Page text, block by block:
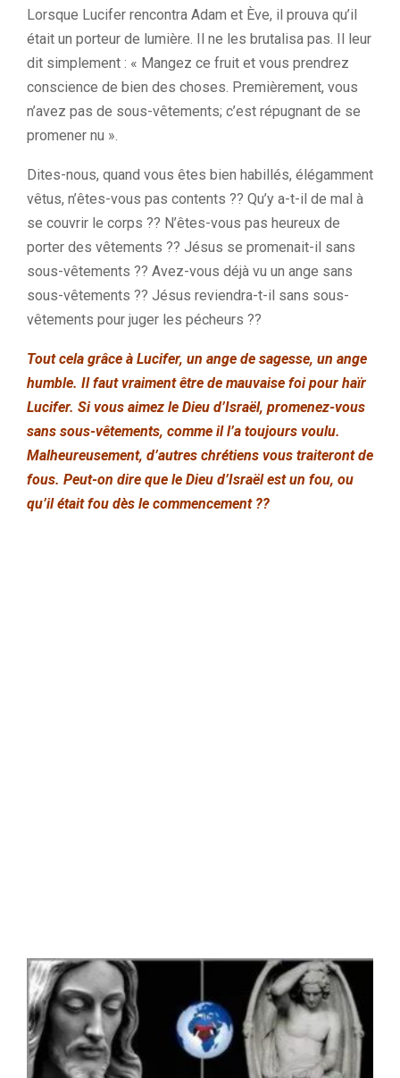
Lorsque Lucifer rencontra Adam et Ève, il prouva qu’il
était un porteur de lumière. Il ne les brutalisa pas. Il leur
dit simplement : « Mangez ce fruit et vous prendrez
conscience de bien des choses. Premièrement, vous
n’avez pas de sous-vêtements; c’est répugnant de se
promener nu ».
Dites-nous, quand vous êtes bien habillés, élégamment
vêtus, n’êtes-vous pas contents ?? Qu’y a-t-il de mal à
se couvrir le corps ?? N’êtes-vous pas heureux de
porter des vêtements ?? Jésus se promenait-il sans
sous-vêtements ?? Avez-vous déjà vu un ange sans
sous-vêtements ?? Jésus reviendra-t-il sans sous-
vêtements pour juger les pécheurs ??
Tout cela grâce à Lucifer, un ange de sagesse, un ange
humble. Il faut vraiment être de mauvaise foi pour haïr
Lucifer. Si vous aimez le Dieu d’Israël, promenez-vous
sans sous-vêtements, comme il l’a toujours voulu.
Malheureusement, d’autres chrétiens vous traiteront de
fous. Peut-on dire que le Dieu d’Israël est un fou, ou
qu’il était fou dès le commencement ??